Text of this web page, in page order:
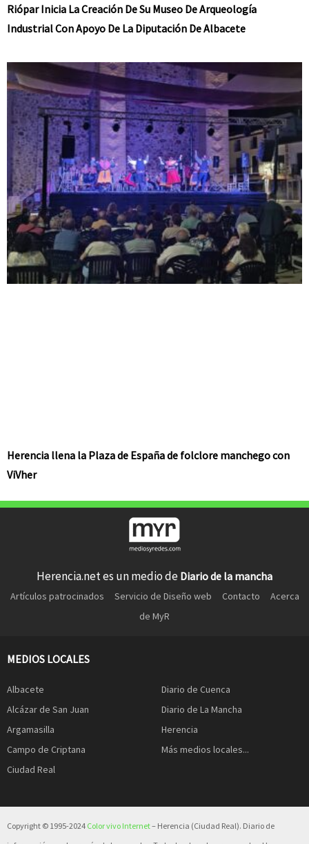
Riópar Inicia La Creación De Su Museo De Arqueología
Industrial Con Apoyo De La Diputación De Albacete
Herencia llena la Plaza de España de folclore manchego con
ViVher
Herencia.net es un medio de Diario de la mancha
Artículos patrocinados Servicio de Diseño web Contacto
Acerca
de MyR
MEDIOS LOCALES
Albacete
Alcázar de San Juan
Argamasilla
Campo de Criptana
Ciudad Real
Diario de Cuenca
Diario de La Mancha
Herencia
Más medios locales...
Copyright © 1995-2024 Color vivo Internet– Herencia (Ciudad Real). Diario de